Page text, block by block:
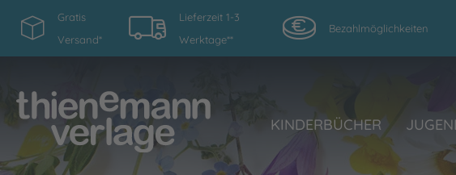
Gratis
Versand*
Lieferzeit 1-3
Werktage**
Bezahlmöglichkeiten
KINDERBÜCHER